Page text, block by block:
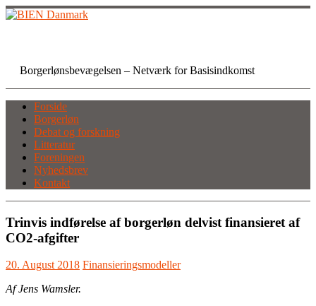
Skip
to
Borgerlønsbevægelsen – Netværk for Basisindkomst
Forside
Borgerløn
Debat og forskning
Litteratur
Foreningen
Nyhedsbrev
Kontakt
Trinvis indførelse af borgerløn delvist finansieret af
CO2-afgifter
20. August 2018 Finansieringsmodeller
Af Jens Wamsler.